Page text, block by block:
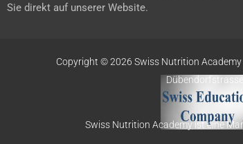
Sie direkt auf unserer Website.
Copyright © 2026 Swiss Nutrition Academy
Swiss Nutrition Academy ist eine